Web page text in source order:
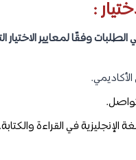
:
وفقًا لمعايير الاختيار
الإنجليزية في القراءة والكتابة.